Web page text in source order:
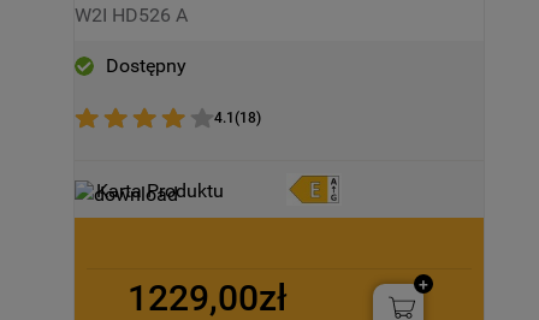
PEŁNOWYMIAROWA - W2I HD526 A
W2I HD526 A
Dostępny
4.1 (18)
Karta Produktu
1229,00zł